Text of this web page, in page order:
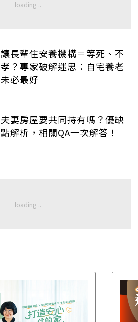
讓長輩住安養機構＝等死、不
孝？專家破解迷思：自宅養老
未必最好
夫妻房屋要共同持有嗎？優缺
點解析，相關QA一次解答！